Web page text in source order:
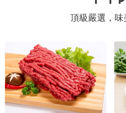
頂級嚴選，味